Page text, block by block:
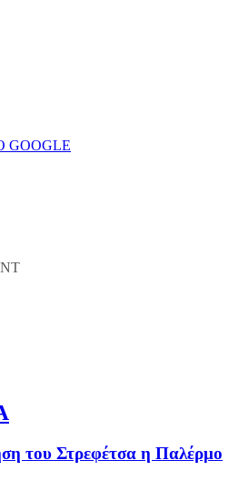
GOOGLE
του Στρεφέτσα η Παλέρμο